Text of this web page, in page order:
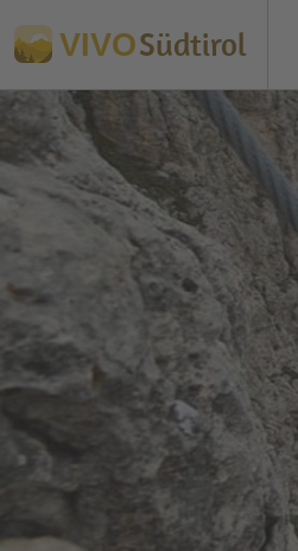
VIVOSüdtirol